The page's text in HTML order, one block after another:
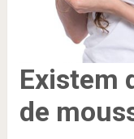
Existem
de